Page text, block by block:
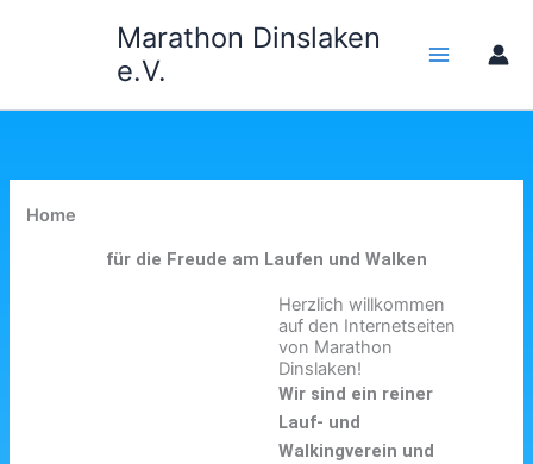
Marathon Dinslaken
e.V.
Home
für die Freude am Laufen und Walken
Herzlich willkommen
auf den Internetseiten
von Marathon
Dinslaken!
Wir sind ein reiner
Lauf- und
Walkingverein und